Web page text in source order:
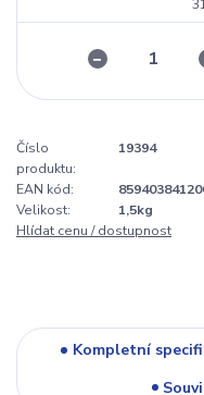
Číslo
produktu:
19394
EAN kód:
Velikost:
1,5kg
Hlídat cenu / dostupnost
Kompletní